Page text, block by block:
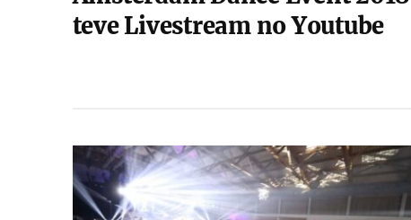
teve Livestream no Youtube